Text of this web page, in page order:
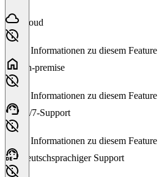
Cloud
Keine Informationen zu diesem Feature
On-premise
Keine Informationen zu diesem Feature
24/7-Support
Keine Informationen zu diesem Feature
Deutschsprachiger Support